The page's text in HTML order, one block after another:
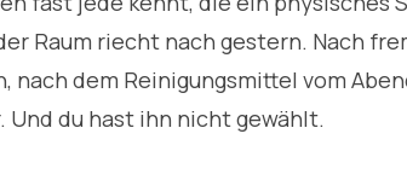
Raum riecht nach gestern. Nach
nach dem Reinigungsmittel vom
du hast ihn nicht gewählt.